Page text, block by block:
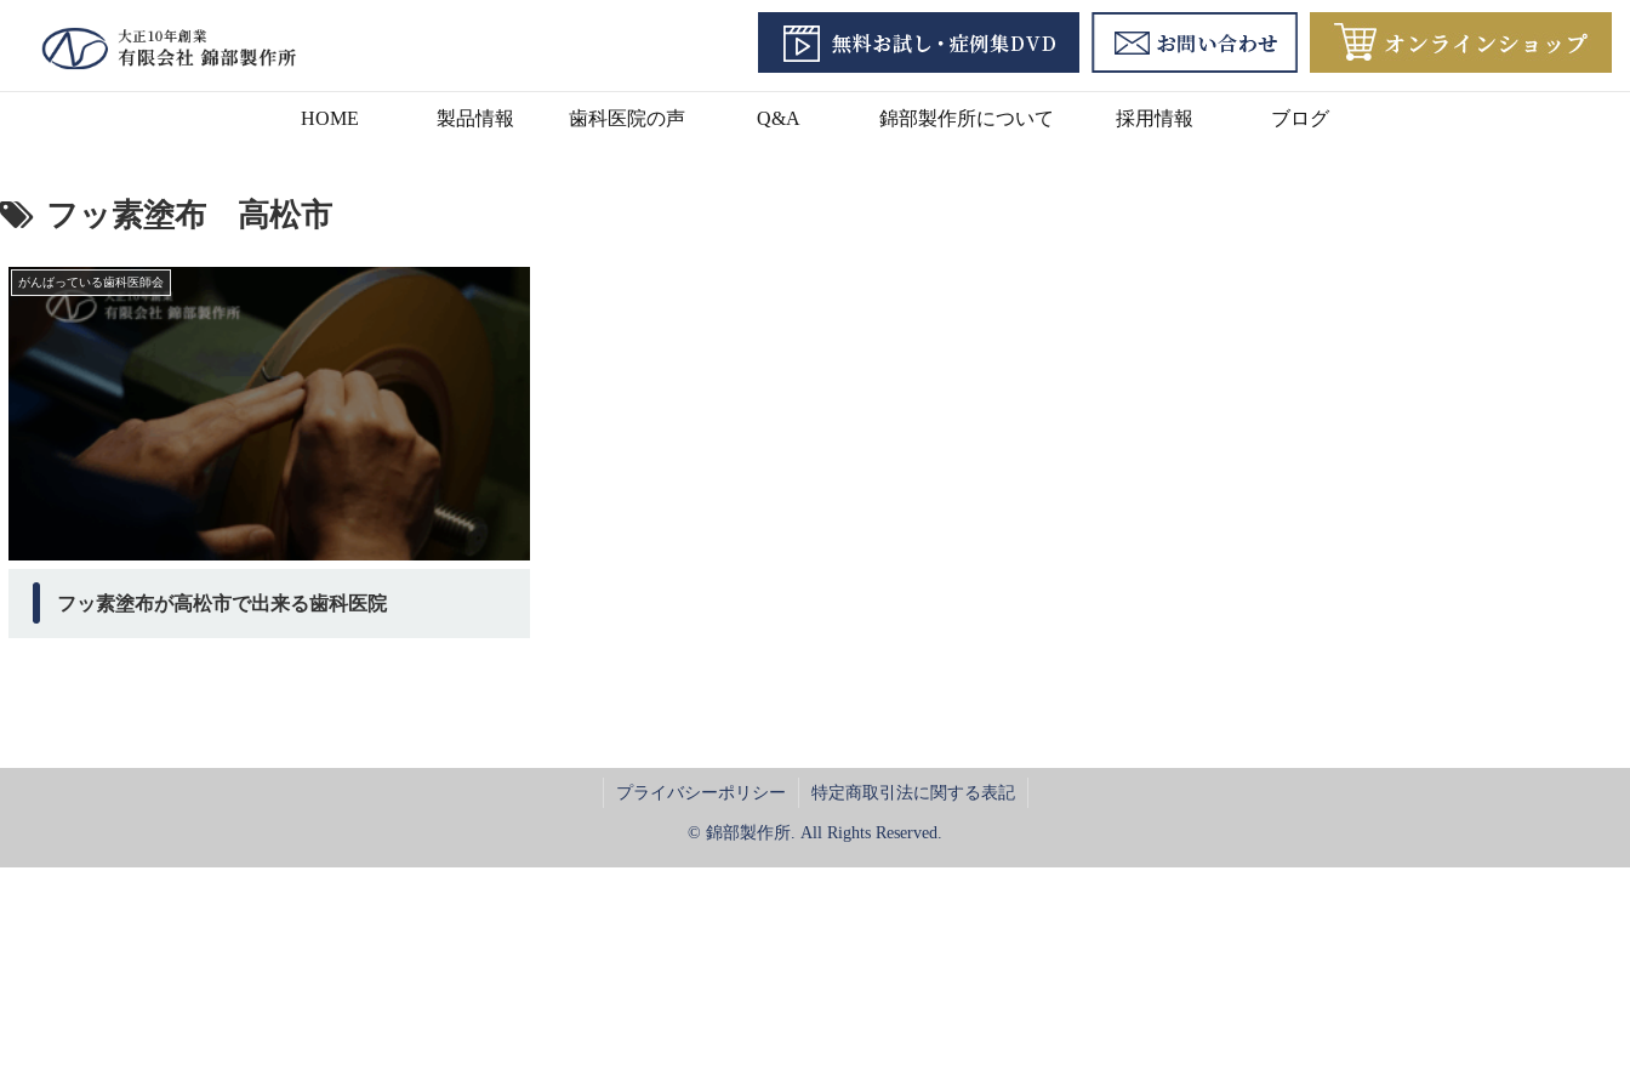
HOME 製品情報 歯科医院の声 Q&A 錦部製作所について 採用情報 ブログ
フッ素塗布 高松市
がんばっている歯科医師会
フッ素塗布が高松市で出来る歯科医院
プライバシーポリシー 特定商取引法に関する表記
© 錦部製作所. All Rights Reserved.